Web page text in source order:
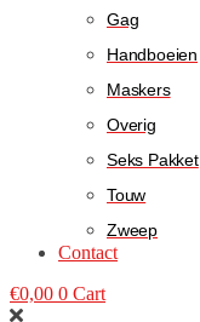
Gag
Handboeien
Maskers
Overig
Seks Pakket
Touw
Zweep
Contact
€0,00 0 Cart